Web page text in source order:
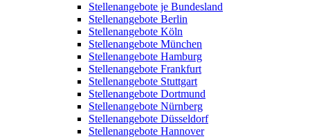
Stellenangebote je Bundesland
Stellenangebote Berlin
Stellenangebote Köln
Stellenangebote München
Stellenangebote Hamburg
Stellenangebote Frankfurt
Stellenangebote Stuttgart
Stellenangebote Dortmund
Stellenangebote Nürnberg
Stellenangebote Düsseldorf
Stellenangebote Hannover